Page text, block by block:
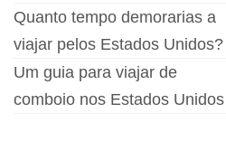
Quanto tempo demorarias a
viajar pelos Estados Unidos?
Um guia para viajar de
comboio nos Estados Unidos